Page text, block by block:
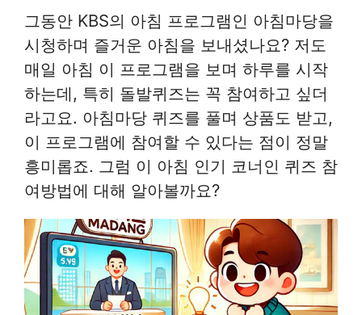
그동안 KBS의 아침 프로그램인 아침마당을
시청하며 즐거운 아침을 보내셨나요? 저도
매일 아침 이 프로그램을 보며 하루를 시작
하는데, 특히 돌발퀴즈는 꼭 참여하고 싶더
라고요. 아침마당 퀴즈를 풀며 상품도 받고,
이 프로그램에 참여할 수 있다는 점이 정말
흥미롭죠. 그럼 이 아침 인기 코너인 퀴즈 참
여방법에 대해 알아볼까요?